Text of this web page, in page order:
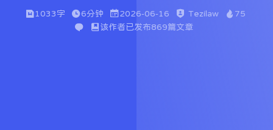
1033字 6分钟 2026-06-16 Tezilaw
75
该作者已发布869篇文章